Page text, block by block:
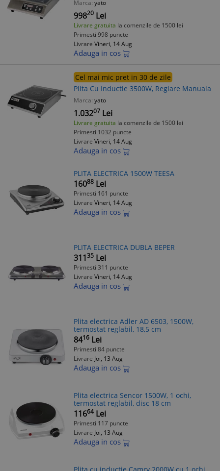
Marca: yato
99820 Lei
Livrare gratuita la comenzile de 1500 lei
Primesti 998 puncte
Livrare Vineri, 14 Aug
Adauga in cos
Cel mai mic pret in 30 de zile
Plita Cu Inductie 3500W, Reglare Manuala
Marca: yato
1.03207 Lei
Livrare gratuita la comenzile de 1500 lei
Primesti 1032 puncte
Livrare Vineri, 14 Aug
Adauga in cos
PLITA ELECTRICA 1500W TEESA
16088 Lei
Primesti 161 puncte
Livrare Vineri, 14 Aug
Adauga in cos
PLITA ELECTRICA DUBLA BEPER
31135 Lei
Primesti 311 puncte
Livrare Vineri, 14 Aug
Adauga in cos
Plita electrica Adler AD 6503, 1500W,
termostat reglabil, 18,5 cm
8416 Lei
Primesti 84 puncte
Livrare Joi, 13 Aug
Adauga in cos
Plita electrica Sencor 1500W, 1 ochi,
termostat reglabil, disc 18 cm
11664 Lei
Primesti 117 puncte
Livrare Joi, 13 Aug
Adauga in cos